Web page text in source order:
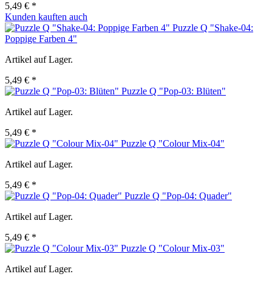
5,49 € *
Kunden kauften auch
Puzzle Q "Shake-04:
Poppige Farben 4"
Artikel auf Lager.
5,49 € *
Puzzle Q "Pop-03: Blüten"
Artikel auf Lager.
5,49 € *
Puzzle Q "Colour Mix-04"
Artikel auf Lager.
5,49 € *
Puzzle Q "Pop-04: Quader"
Artikel auf Lager.
5,49 € *
Puzzle Q "Colour Mix-03"
Artikel auf Lager.